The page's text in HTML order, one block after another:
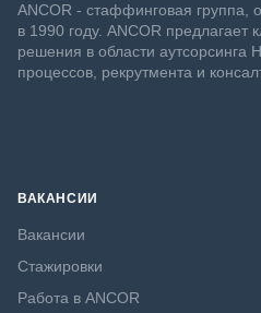
ANCOR - стаффинговая группа,
в 1990 году. ANCOR предлагает
решения в области аутсорсинга
процессов, рекрутмента и
ВАКАНСИИ
Вакансии
Стажировки
Работа в ANCOR